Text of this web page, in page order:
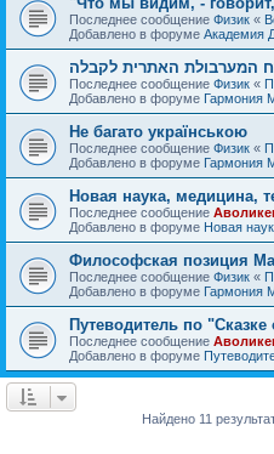
Последнее сообщение Физик «
Добавлено в форуме Академия
המערבולת האתרית לקבלה
Последнее сообщение Физик «
Добавлено в форуме Гармония
Не багато українською
Последнее сообщение Физик «
Добавлено в форуме Гармония
Новая наука, медицина,
Последнее сообщение
Добавлено в форуме Новая
Философская позиция
Последнее сообщение Физик «
Добавлено в форуме Гармония
Путеводитель по
Последнее сообщение
Добавлено в форуме
Найдено 11